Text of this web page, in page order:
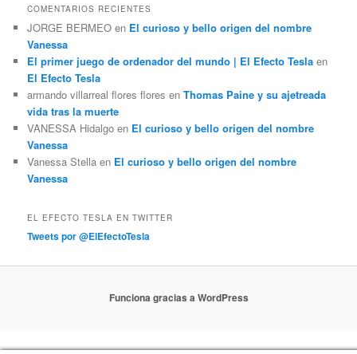
COMENTARIOS RECIENTES
JORGE BERMEO en El curioso y bello origen del nombre
Vanessa
El primer juego de ordenador del mundo | El Efecto Tesla en
El Efecto Tesla
armando villarreal flores flores enThomas Paine y su ajetreada
vida tras la muerte
VANESSA Hidalgo en El curioso y bello origen del nombre
Vanessa
Vanessa Stella en El curioso y bello origen del nombre
Vanessa
EL EFECTO TESLA EN TWITTER
Tweets por @ElEfectoTesla
Funciona gracias a WordPress